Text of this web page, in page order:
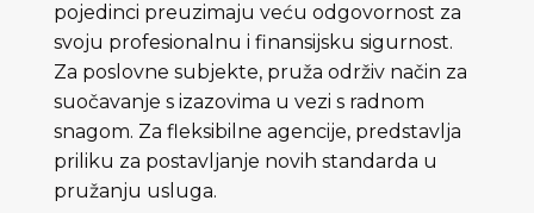
pojedinci preuzimaju veću odgovornost za
svoju profesionalnu i finansijsku sigurnost.
Za poslovne subjekte, pruža održiv način za
suočavanje s izazovima u vezi s radnom
snagom. Za fleksibilne agencije, predstavlja
priliku za postavljanje novih standarda u
pružanju usluga.